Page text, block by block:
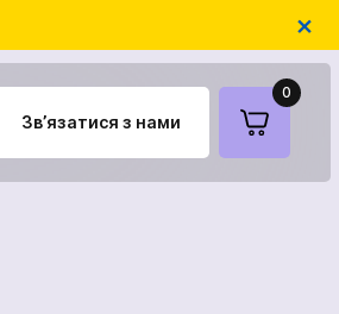
×
Зв’язатися з нами
0